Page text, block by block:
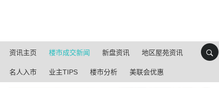
资讯主页 楼市成交新闻 新盘资讯 地区屋苑资讯
名人入市 业主TIPS 楼市分析 美联会优惠